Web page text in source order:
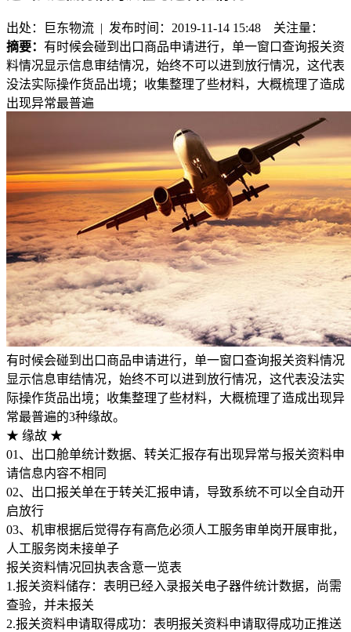
出处：巨东物流 | 发布时间：2019-11-14 15:48 关注量：
摘要： 有时候会碰到出口商品申请进行，单一窗口查询报关资
料情况显示信息审结情况，始终不可以进到放行情况，这代表
没法实际操作货品出境；收集整理了些材料，大概梳理了造成
出现异常最普遍
有时候会碰到出口商品申请进行，单一窗口查询报关资料情况
显示信息审结情况，始终不可以进到放行情况，这代表没法实
际操作货品出境；收集整理了些材料，大概梳理了造成出现异
常最普遍的3种缘故。
★ 缘故 ★
01、出口舱单统计数据、转关汇报存有出现异常与报关资料申
请信息内容不相同
02、出口报关单在于转关汇报申请，导致系统不可以全自动开
启放行
03、机审根据后觉得存有高危必须人工服务审单岗开展审批，
人工服务岗未接单子
报关资料情况回执表含意一览表
1.报关资料储存：表明已经入录报关电子器件统计数据，尚需
查验，并未报关
2.报关资料申请取得成功：表明报关资料申请取得成功正推送